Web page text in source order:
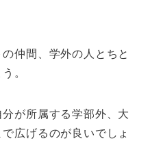
仲間、学外の人とちと
。
が所属する学部外、大
広げるのが良いでしょ